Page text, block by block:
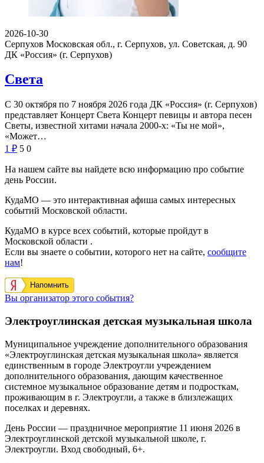
2026-10-30
Серпухов Московская обл., г. Серпухов, ул. Советская, д. 90
ДК «Россия» (г. Серпухов)
Света
С 30 октября по 7 ноября 2026 года ДК «Россия» (г. Серпухов)
представляет Концерт Света Концерт певицы и автора песен
Светы, известной хитами начала 2000-х: «Ты не мой»,
«Может…
1 ₽ 5 0
На нашем сайте вы найдете всю информацию про событие
день России.
КудаМО — это интерактивная афиша самых интересных
событий Московской области.
КудаМО в курсе всех событий, которые пройдут в
Московской области .
Если вы знаете о событии, которого нет на сайте, сообщите
нам!
Напомнить
Вы организатор этого события?
Электроуглинская детская музыкальная школа
Муниципальное учреждение дополнительного образования
«Электроуглинская детская музыкальная школа» является
единственным в городе Электроугли учреждением
дополнительного образования, дающим качественное
системное музыкальное образование детям и подросткам,
проживающим в г. Электроугли, а также в близлежащих
поселках и деревнях.
День России — праздничное мероприятие 11 июня 2026 в
Электроуглинской детской музыкальной школе, г.
Электроугли. Вход свободный, 6+.